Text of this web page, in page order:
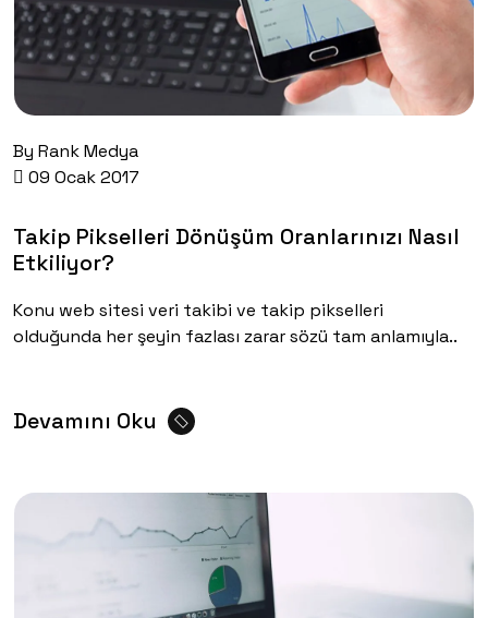
By Rank Medya
09 Ocak 2017
Takip Pikselleri Dönüşüm Oranlarınızı Nasıl
Etkiliyor?
Konu web sitesi veri takibi ve takip pikselleri
olduğunda her şeyin fazlası zarar sözü tam anlamıyla..
Devamını Oku